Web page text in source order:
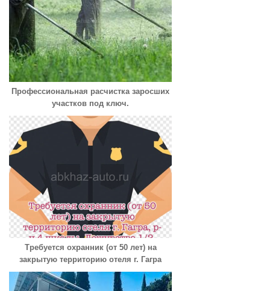
Профессиональная расчистка заросших
участков под ключ.
Требуется охранник (от 50 лет) на
закрытую территорию отеля г. Гагра